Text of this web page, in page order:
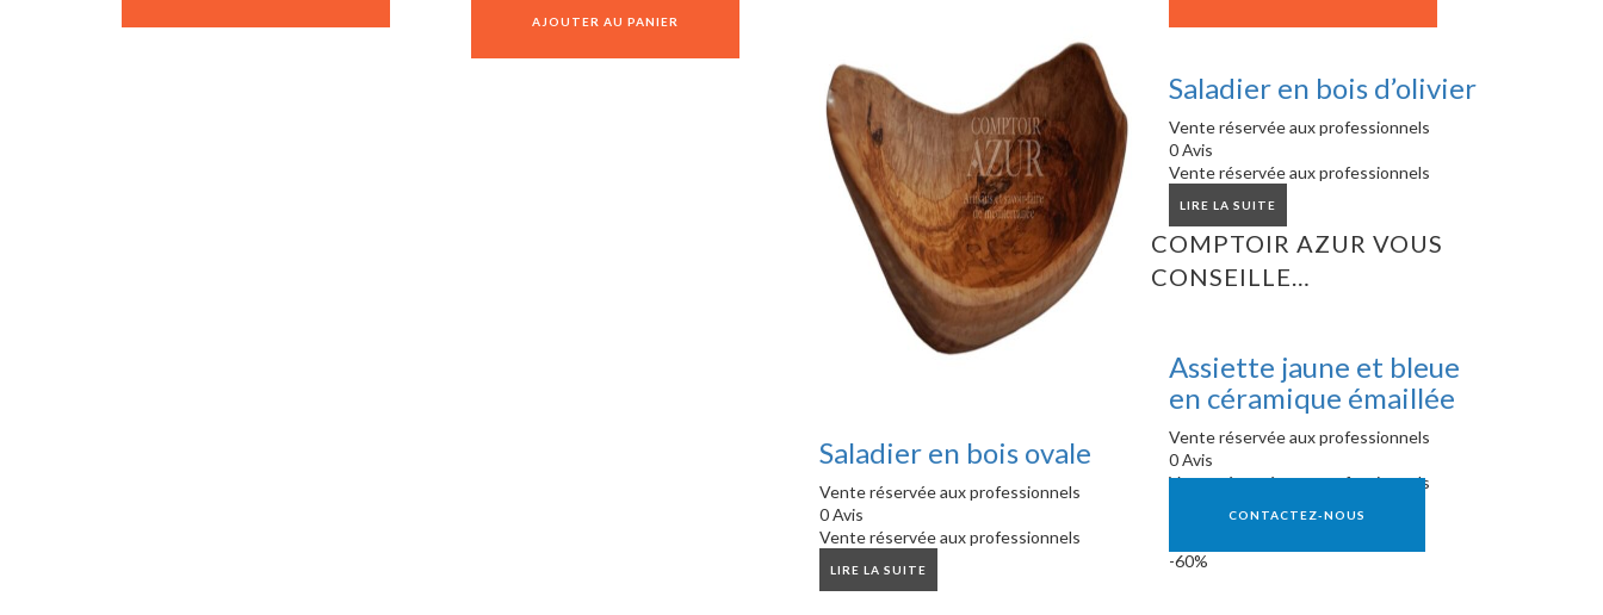
AJOUTER AU PANIER
Saladier en bois ovale
Vente réservée aux professionnels
0 Avis
Vente réservée aux professionnels
LIRE LA SUITE
Saladier en bois d’olivier
Vente réservée aux professionnels
0 Avis
Vente réservée aux professionnels
LIRE LA SUITE
COMPTOIR AZUR VOUS
CONSEILLE…
Assiette jaune et bleue
en céramique émaillée
Vente réservée aux professionnels
0 Avis
Vente réservée aux professionnels
CONTACTEZ-NOUS
-60%